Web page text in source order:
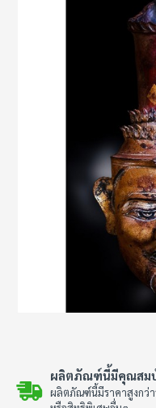
ผลิตภัณฑ์นี้มีคุณสม
ผลิตภัณฑ์นี้มีราคาสูงกว่า